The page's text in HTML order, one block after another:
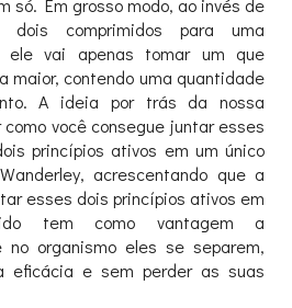
só. Em grosso modo, ao invés de
comprimidos para uma
ele vai apenas tomar um que
maior, contendo uma quantidade
A ideia por trás da nossa
você consegue juntar esses
princípios ativos em um único
acrescentando que a
esses dois princípios ativos em
tem como vantagem a
organismo eles se separem,
eficácia e sem perder as suas